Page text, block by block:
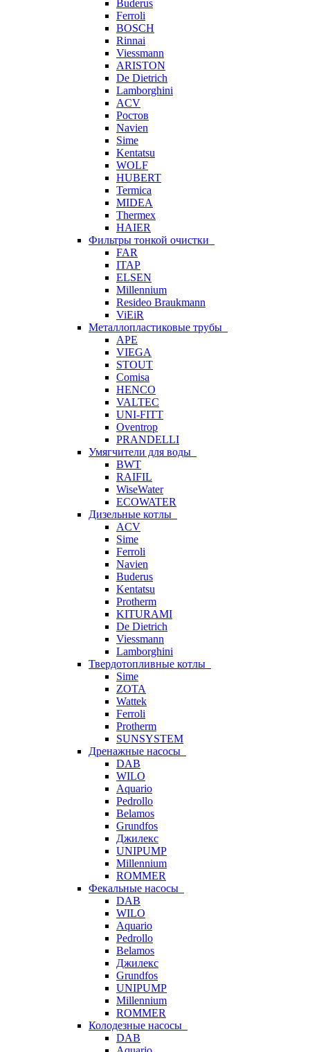
Buderus
Ferroli
BOSCH
Rinnai
Viessmann
ARISTON
De Dietrich
Lamborghini
ACV
Ростов
Navien
Sime
Kentatsu
WOLF
HUBERT
Termica
MIDEA
Thermex
HAIER
Фильтры тонкой очистки
FAR
ITAP
ELSEN
Millennium
Resideo Braukmann
ViEiR
Металлопластиковые трубы
APE
VIEGA
STOUT
Comisa
HENCO
VALTEC
UNI-FITT
Oventrop
PRANDELLI
Умягчители для воды
BWT
RAIFIL
WiseWater
ECOWATER
Дизельные котлы
ACV
Sime
Ferroli
Navien
Buderus
Kentatsu
Protherm
KITURAMI
De Dietrich
Viessmann
Lamborghini
Твердотопливные котлы
Sime
ZOTA
Wattek
Ferroli
Protherm
SUNSYSTEM
Дренажные насосы
DAB
WILO
Aquario
Pedrollo
Belamos
Grundfos
Джилекс
UNIPUMP
Millennium
ROMMER
Фекальные насосы
DAB
WILO
Aquario
Pedrollo
Belamos
Джилекс
Grundfos
UNIPUMP
Millennium
ROMMER
Колодезные насосы
DAB